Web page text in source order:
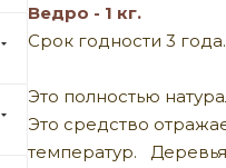
Ведро - 1 кг.
Срок годности 3 года.
Это полностью
Это средство
температур.